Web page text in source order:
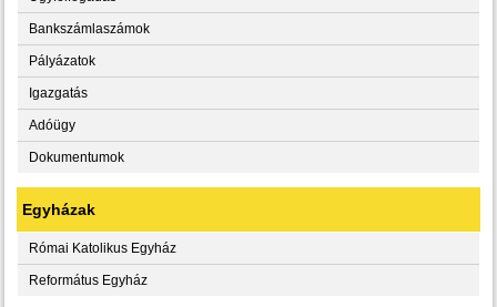
Bankszámlaszámok
Pályázatok
Igazgatás
Adóügy
Dokumentumok
Egyházak
Római Katolikus Egyház
Református Egyház